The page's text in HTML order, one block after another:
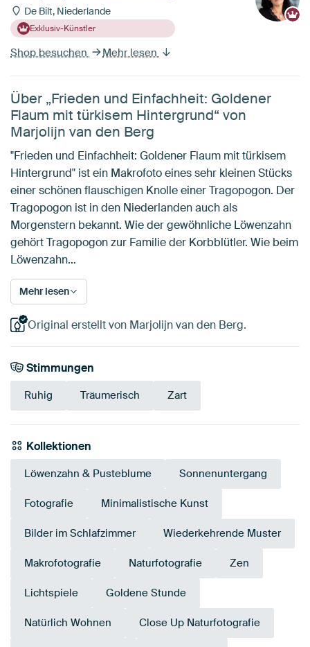
De Bilt, Niederlande
Exklusiv-Künstler
Shop besuchen Mehr lesen
Über „Frieden und Einfachheit: Goldener
Flaum mit türkisem Hintergrund“ von
Marjolijn van den Berg
"Frieden und Einfachheit: Goldener Flaum mit türkisem
Hintergrund" ist ein Makrofoto eines sehr kleinen Stücks
einer schönen flauschigen Knolle einer Tragopogon. Der
Tragopogon ist in den Niederlanden auch als
Morgenstern bekannt. Wie der gewöhnliche Löwenzahn
gehört Tragopogon zur Familie der Korbblütler. Wie beim
Löwenzahn…
Mehr lesen
Original erstellt von Marjolijn van den Berg.
Stimmungen
Ruhig Träumerisch Zart
Kollektionen
Löwenzahn & Pusteblume Sonnenuntergang
Fotografie Minimalistische Kunst
Bilder im Schlafzimmer Wiederkehrende Muster
Makrofotografie Naturfotografie Zen
Lichtspiele Goldene Stunde
Natürlich Wohnen Close Up Naturfotografie